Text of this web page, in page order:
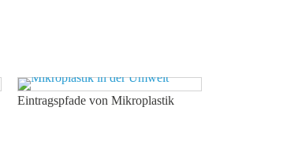
Eintragspfade von Mikroplastik